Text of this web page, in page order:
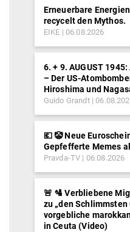
Erneuerbare
recycelt den Mythos.
EIKE 06.08.2026
6. + 9. AUGUST 1945:
– Der US-
Hiroshima und
Guido Grandt
💶 🤡 Neue
Gepfefferte Memes
Pravda-TV 06.08.2026
🚨 🛂 Verbliebene
zu „den
vorgebliche
in Ceuta (Video)